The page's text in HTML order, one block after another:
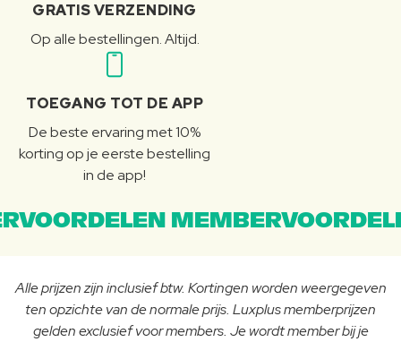
GRATIS VERZENDING
Op alle bestellingen. Altijd.
TOEGANG TOT DE APP
De beste ervaring met 10%
korting op je eerste bestelling
in de app!
Alle prijzen zijn inclusief btw. Kortingen worden weergegeven
ten opzichte van de normale prijs. Luxplus memberprijzen
gelden exclusief voor members. Je wordt member bij je